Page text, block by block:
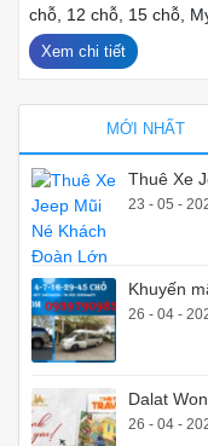
chỗ, 12 chỗ, 15 chỗ,
Xem chi tiết
MỚI NHẤT
Thuê Xe
23 - 05 -
Khuyến
26 - 04 -
Dalat
26 - 04 -